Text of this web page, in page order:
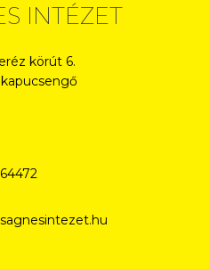
INTÉZET
körút 6.